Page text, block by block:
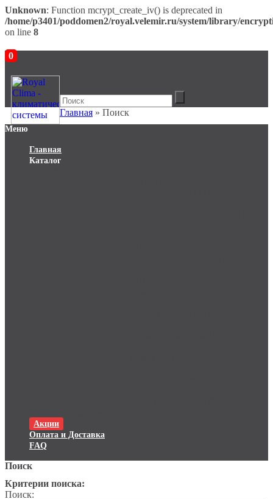
Unknown: Function mcrypt_create_iv() is deprecated in
/home/p3401/poddomen2/royal.velemir.ru/system/library/
on line 8
0
Меню
Главная
Каталог
Акции
Оплата и Доставка
FAQ
Главная » Поиск
Поиск
Критерии поиска:
Поиск: